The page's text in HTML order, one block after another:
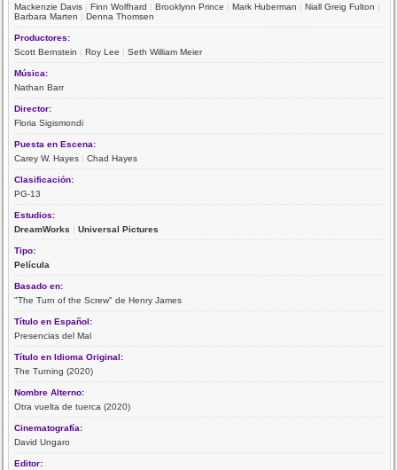
Mackenzie Davis |Finn Wolfhard |Brooklynn Prince |Mark Huberman |Niall Greig Fulton |
Barbara Marten |Denna Thomsen
Productores:
Scott Bernstein |Roy Lee |Seth William Meier
Música:
Nathan Barr
Director:
Floria Sigismondi
Puesta en Escena:
Carey W. Hayes |Chad Hayes
Clasificación:
PG-13
Estudios:
DreamWorks |Universal Pictures
Tipo:
Película
Basado en:
"The Turn of the Screw" de Henry James
Título en Español:
Presencias del Mal
Título en Idioma Original:
The Turning (2020)
Nombre Alterno:
Otra vuelta de tuerca (2020)
Cinematografía:
David Ungaro
Editor: